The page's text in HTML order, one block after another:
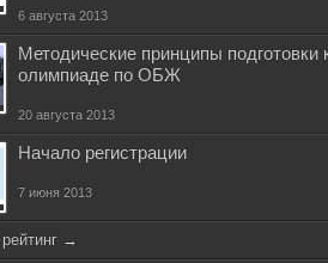
6 августа 2013
Методические принципы подготовки
олимпиаде по ОБЖ
20 августа 2013
Начало регистрации
7 июня 2013
→